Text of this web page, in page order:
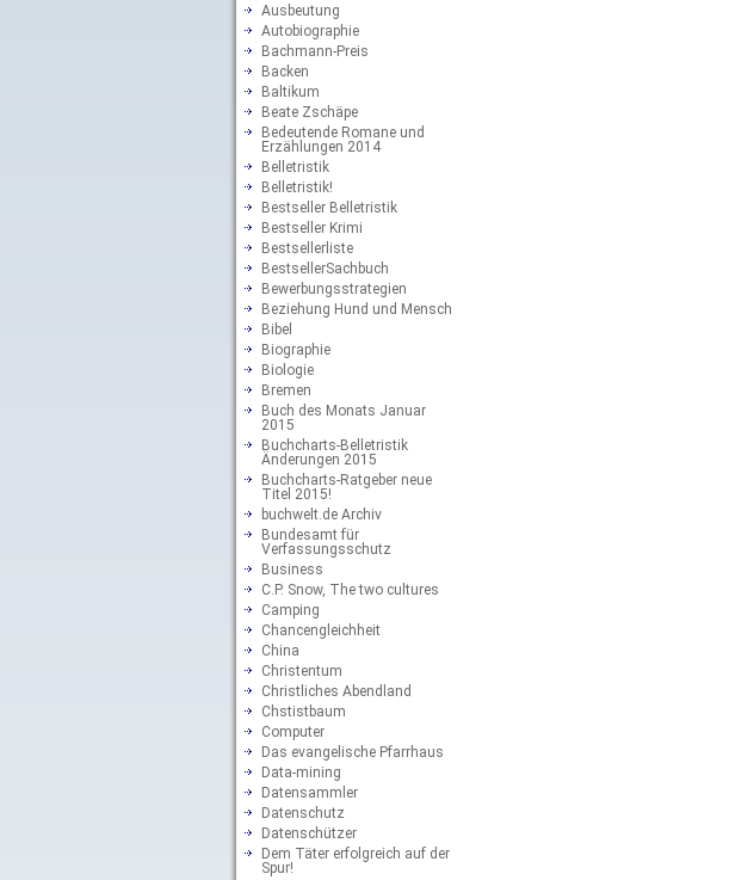
Ausbeutung
Autobiographie
Bachmann-Preis
Backen
Baltikum
Beate Zschäpe
Bedeutende Romane und
Erzählungen 2014
Belletristik
Belletristik!
Bestseller Belletristik
Bestseller Krimi
Bestsellerliste
BestsellerSachbuch
Bewerbungsstrategien
Beziehung Hund und Mensch
Bibel
Biographie
Biologie
Bremen
Buch des Monats Januar
2015
Buchcharts-Belletristik
Änderungen 2015
Buchcharts-Ratgeber neue
Titel 2015!
buchwelt.de Archiv
Bundesamt für
Verfassungsschutz
Business
C.P. Snow, The two cultures
Camping
Chancengleichheit
China
Christentum
Christliches Abendland
Chstistbaum
Computer
Das evangelische Pfarrhaus
Data-mining
Datensammler
Datenschutz
Datenschützer
Dem Täter erfolgreich auf der
Spur!